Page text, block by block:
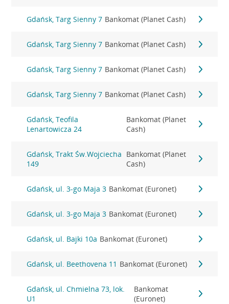
Gdańsk, Targ Sienny 7 Bankomat (Planet Cash)
Gdańsk, Targ Sienny 7 Bankomat (Planet Cash)
Gdańsk, Targ Sienny 7 Bankomat (Planet Cash)
Gdańsk, Targ Sienny 7 Bankomat (Planet Cash)
Gdańsk, Teofila
Lenartowicza 24
Bankomat (Planet
Cash)
Gdańsk, Trakt Św.Wojciecha
149
Bankomat (Planet
Cash)
Gdańsk, ul. 3-go Maja 3 Bankomat (Euronet)
Gdańsk, ul. 3-go Maja 3 Bankomat (Euronet)
Gdańsk, ul. Bajki 10a Bankomat (Euronet)
Gdańsk, ul. Beethovena 11 Bankomat (Euronet)
Gdańsk, ul. Chmielna 73, lok.
U1
Bankomat
(Euronet)